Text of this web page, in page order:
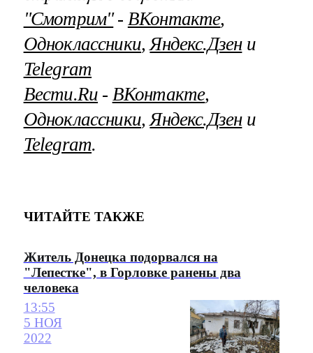
"Смотрим"‐ ВКонтакте,
Одноклассники, Яндекс.Дзени
Telegram
Вести.Ru ‐ ВКонтакте,
Одноклассники, Яндекс.Дзени
Telegram.
ЧИТАЙТЕ ТАКЖЕ
Житель Донецка подорвался на
"Лепестке", в Горловке ранены два
человека
13:55
5 НОЯ
2022